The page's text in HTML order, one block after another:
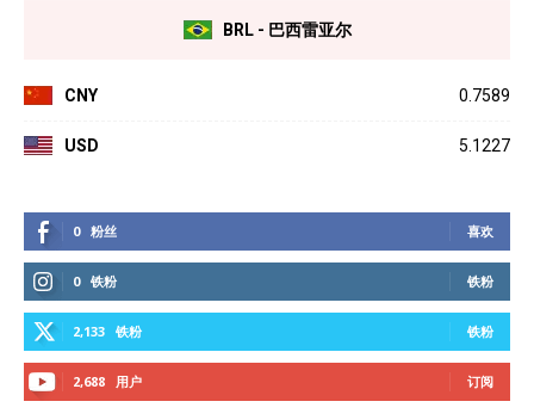
BRL - 巴西雷亚尔
CNY 0.7589
USD 5.1227
0 粉丝 喜欢
0 铁粉 铁粉
2,133 铁粉 铁粉
2,688 用户 订阅